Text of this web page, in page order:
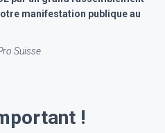
manifestation publique au
Suisse
!